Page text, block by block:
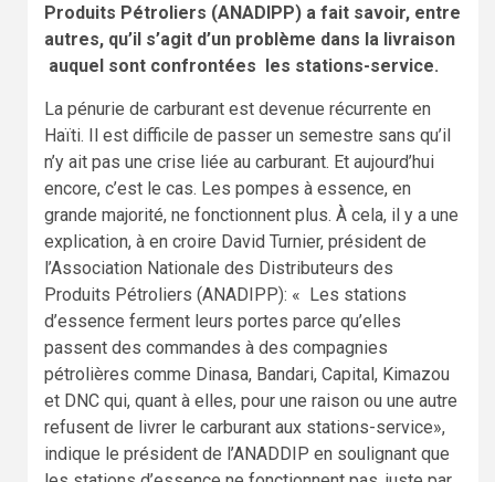
Produits Pétroliers (ANADIPP) a fait savoir, entre
autres, qu’il s’agit d’un problème dans la livraison
auquel sont confrontées les stations-service.
La pénurie de carburant est devenue récurrente en
Haïti. Il est difficile de passer un semestre sans qu’il
n’y ait pas une crise liée au carburant. Et aujourd’hui
encore, c’est le cas. Les pompes à essence, en
grande majorité, ne fonctionnent plus. À cela, il y a une
explication, à en croire David Turnier, président de
l’Association Nationale des Distributeurs des
Produits Pétroliers (ANADIPP): « Les stations
d’essence ferment leurs portes parce qu’elles
passent des commandes à des compagnies
pétrolières comme Dinasa, Bandari, Capital, Kimazou
et DNC qui, quant à elles, pour une raison ou une autre
refusent de livrer le carburant aux stations-service»,
indique le président de l’ANADDIP en soulignant que